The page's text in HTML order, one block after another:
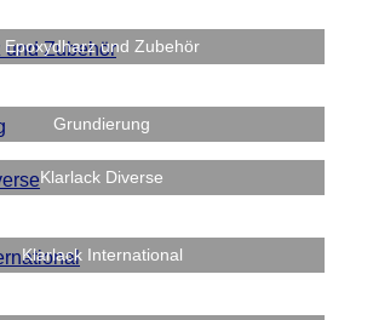
Epoxydharz und Zubehör
Grundierung
Klarlack Diverse
Klarlack International